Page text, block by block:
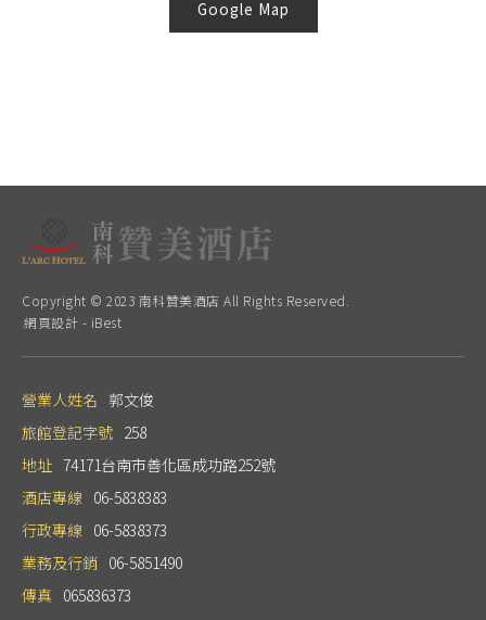
Google Map
Copyright © 2023 南科贊美酒店 All Rights Reserved.
網頁設計 - iBest
營業人姓名 郭文俊
旅館登記字號 258
地址 74171台南市善化區成功路252號
酒店專線 06-5838383
行政專線 06-5838373
業務及行銷 06-5851490
傳真 065836373